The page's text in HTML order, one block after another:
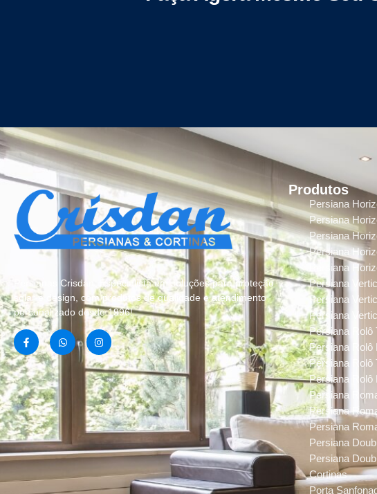
Persianas Crisdan, Especialista em soluções para proteção
solar e design, com produtos de qualidade e atendimento
personalizado desde 1996!
Produtos
Persiana
Persiana
Persiana
Persiana
Persiana
Persiana
Persiana
Persiana
Persiana Rolô
Persiana Rolô
Persiana Rolô
Persiana Rolô
Persiana
Persiana
Persiana
Persiana
Persiana
Cortinas
Porta